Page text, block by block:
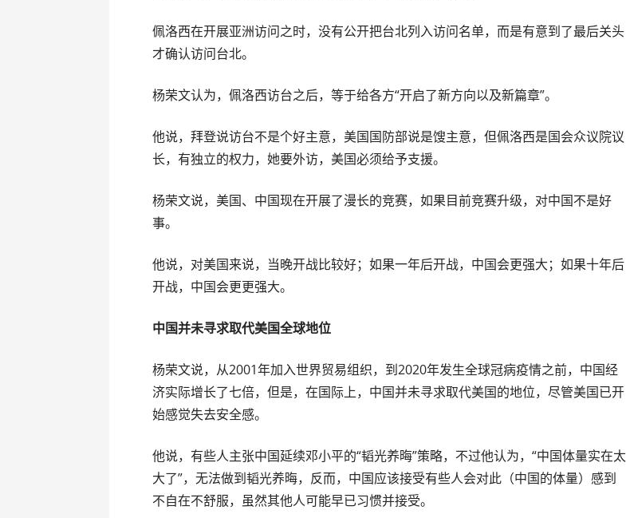
佩洛西在开展亚洲访问之时，没有公开把台北列入访问名单，而是有意到了最后关头
才确认访问台北。
杨荣文认为，佩洛西访台之后，等于给各方“开启了新方向以及新篇章”。
他说，拜登说访台不是个好主意，美国国防部说是馊主意，但佩洛西是国会众议院议
长，有独立的权力，她要外访，美国必须给予支援。
杨荣文说，美国、中国现在开展了漫长的竞赛，如果目前竞赛升级，对中国不是好
事。
他说，对美国来说，当晚开战比较好；如果一年后开战，中国会更强大；如果十年后
开战，中国会更更强大。
中国并未寻求取代美国全球地位
杨荣文说，从2001年加入世界贸易组织，到2020年发生全球冠病疫情之前，中国经
济实际增长了七倍，但是，在国际上，中国并未寻求取代美国的地位，尽管美国已开
始感觉失去安全感。
他说，有些人主张中国延续邓小平的“韬光养晦”策略，不过他认为，“中国体量实在太
大了”，无法做到韬光养晦，反而，中国应该接受有些人会对此（中国的体量）感到
不自在不舒服，虽然其他人可能早已习惯并接受。